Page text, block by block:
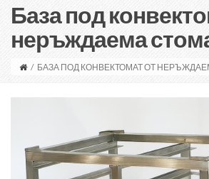
База под
неръждаема
/ БАЗА ПОД КОНВЕКТОМАТ ОТ